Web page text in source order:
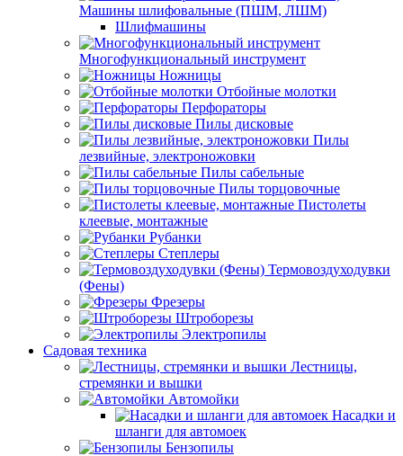
Машины шлифовальные (ПШМ, ЛШМ)
Шлифмашины
Многофункциональный инструмент
Ножницы
Отбойные молотки
Перфораторы
Пилы дисковые
Пилы
лезвийные, электроножовки
Пилы сабельные
Пилы торцовочные
Пистолеты
клеевые, монтажные
Рубанки
Степлеры
Термовоздуходувки
(Фены)
Фрезеры
Штроборезы
Электропилы
Садовая техника
Лестницы,
стремянки и вышки
Автомойки
Насадки и
шланги для автомоек
Бензопилы